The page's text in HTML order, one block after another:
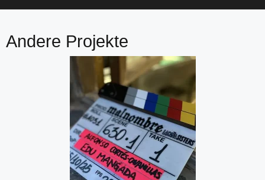
Andere Projekte